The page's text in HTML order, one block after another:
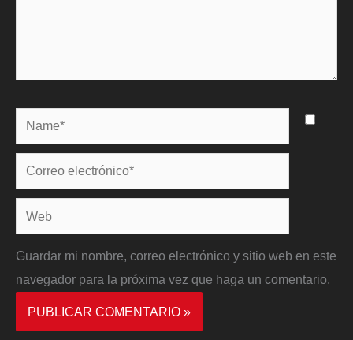
Name*
Correo
electrónico*
Web
Guardar mi nombre, correo electrónico y sitio web en este
navegador para la próxima vez que haga un comentario.